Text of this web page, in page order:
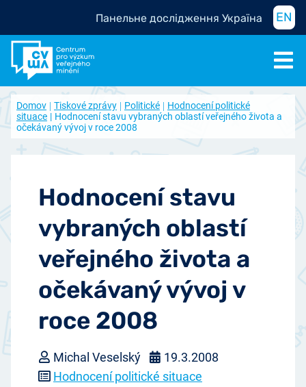
Панельне дослідження Україна EN
Domov Tiskové zprávy Politické
Hodnocení politické
situace
Hodnocení stavu vybraných oblastí veřejného života a
očekávaný vývoj v roce 2008
Hodnocení stavu
vybraných oblastí
veřejného života a
očekávaný vývoj v
roce 2008
Michal Veselský
19.3.2008
Hodnocení politické situace